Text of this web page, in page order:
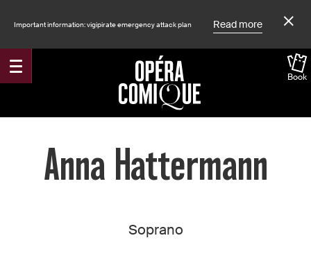
Important information: vigipirate emergency attack plan Read more
Book
Accueil
Anna Hattermann
Soprano